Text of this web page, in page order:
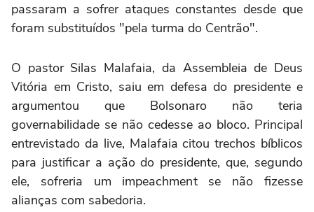
passaram a sofrer ataques constantes desde que
foram substituídos "pela turma do Centrão".
O pastor Silas Malafaia, da Assembleia de Deus
Vitória em Cristo, saiu em defesa do presidente e
argumentou que Bolsonaro não teria
governabilidade se não cedesse ao bloco. Principal
entrevistado da live, Malafaia citou trechos bíblicos
para justificar a ação do presidente, que, segundo
ele, sofreria um impeachment se não fizesse
alianças com sabedoria.